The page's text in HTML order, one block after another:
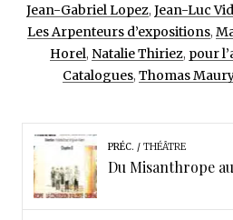
Jean-Gabriel Lopez, Jean-Luc
Les Arpenteurs d’expositions,
Horel, Natalie Thiriez, pour
Catalogues, Thomas
PRÉC. THÉÂTRE
Du Misanthrope